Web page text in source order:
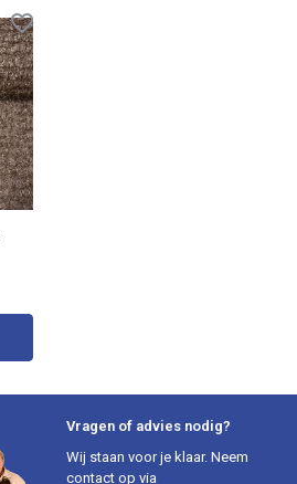
Vragen of advies nodig?
Wij staan voor je klaar. Neem
contact op via